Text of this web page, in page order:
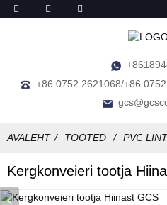
+86 0752 2621068/+86
AVALEHT TOOTED PVC
Kergkonveieri tootja